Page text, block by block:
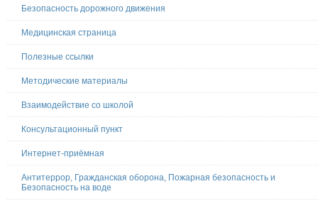
Безопасность дорожного движения
Медицинская страница
Полезные ссылки
Методические материалы
Взаимодействие со школой
Консультационный пункт
Интернет-приёмная
Антитеррор, Гражданская оборона, Пожарная безопасность и
Безопасность на воде